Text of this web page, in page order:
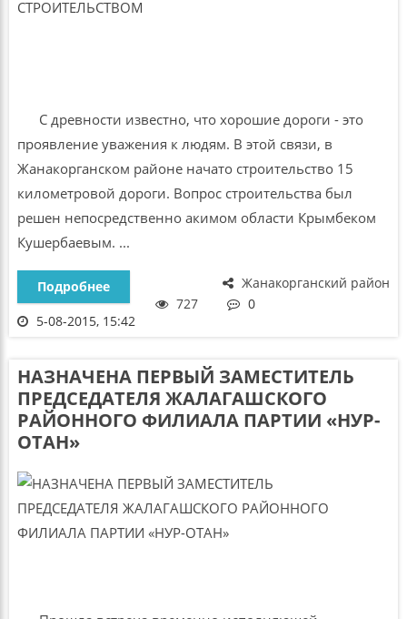
С древности известно, что хорошие дороги - это
проявление уважения к людям. В этой связи, в
Жанакорганском районе начато строительство 15
километровой дороги. Вопрос строительства был
решен непосредственно акимом области Крымбеком
Кушербаевым. ...
Жанакорганский район
Подробнее
727
0
5-08-2015, 15:42
НАЗНАЧЕНА ПЕРВЫЙ ЗАМЕСТИТЕЛЬ
ПРЕДСЕДАТЕЛЯ ЖАЛАГАШСКОГО
РАЙОННОГО ФИЛИАЛА ПАРТИИ «НУР-
ОТАН»